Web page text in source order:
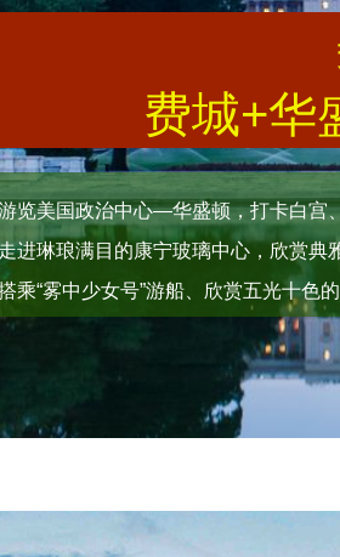
费城+华
览美国政治中心—华盛顿，打卡白宫
进琳琅满目的康宁玻璃中心，欣赏典
搭乘“雾中少女号”游船、欣赏五光十